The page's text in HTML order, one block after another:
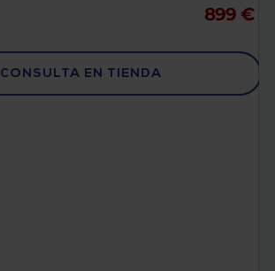
899 €
CONSULTA EN TIENDA